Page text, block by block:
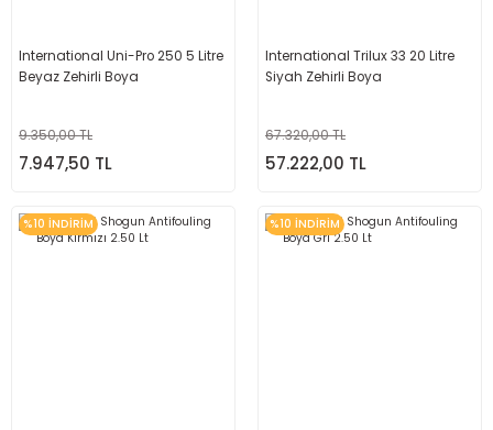
International Uni-Pro 250 5 Litre
Beyaz Zehirli Boya
9.350,00 TL
7.947,50 TL
International Trilux 33 20 Litre
Siyah Zehirli Boya
67.320,00 TL
57.222,00 TL
%10 İNDİRİM %10 İNDİRİM